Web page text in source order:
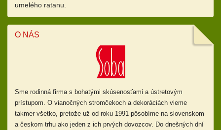
umelého ratanu.
O NÁS
Sme rodinná firma s bohatými skúsenosťami a ústretovým
prístupom. O vianočných stromčekoch a dekoráciách vieme
takmer všetko, pretože už od roku 1991 pôsobíme na slovenskom
a českom trhu ako jeden z ich prvých dovozcov. Do dnešných dní